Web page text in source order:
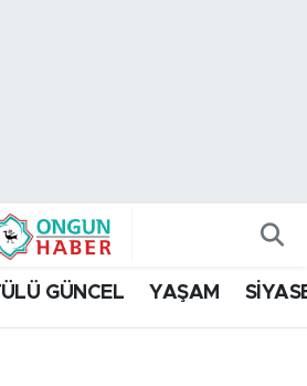
GÜNCEL YAŞAM